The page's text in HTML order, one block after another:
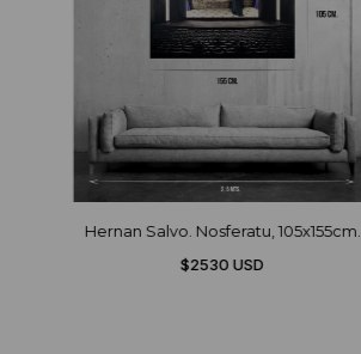
Hernan Salvo. Nosferatu, 105x155cm.
$2530 USD